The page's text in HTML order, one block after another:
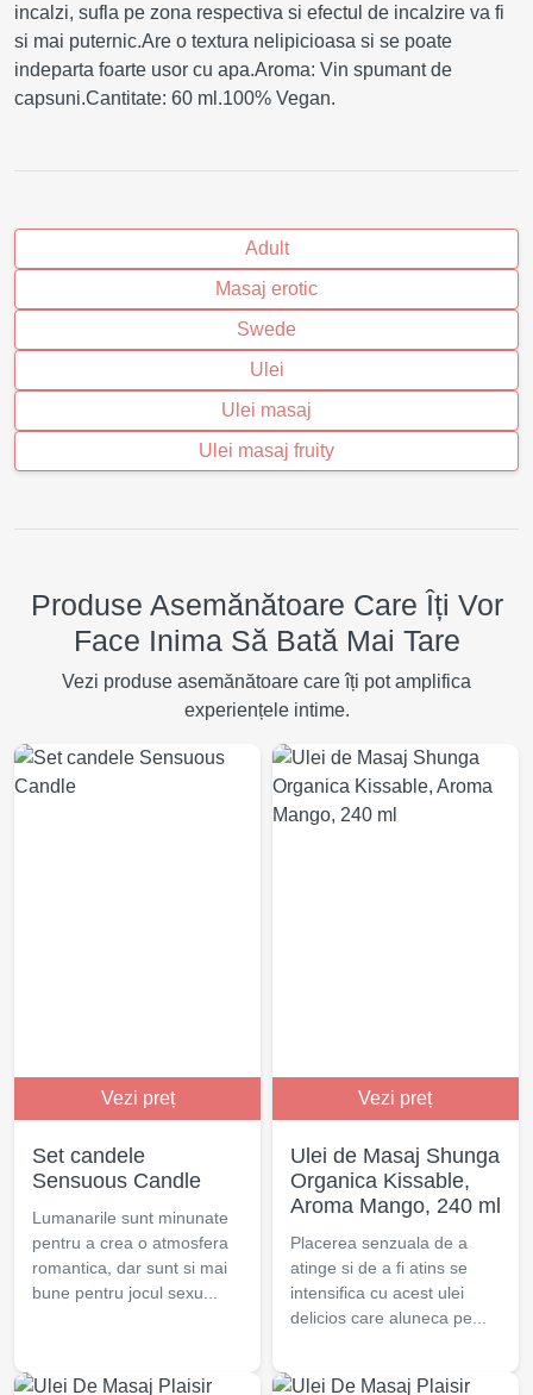
incalzi, sufla pe zona respectiva si efectul de incalzire va fi
si mai puternic.Are o textura nelipicioasa si se poate
indeparta foarte usor cu apa.Aroma: Vin spumant de
capsuni.Cantitate: 60 ml.100% Vegan.
Adult
Masaj erotic
Swede
Ulei
Ulei masaj
Ulei masaj fruity
Produse Asemănătoare Care Îți Vor
Face Inima Să Bată Mai Tare
Vezi produse asemănătoare care îți pot amplifica
experiențele intime.
Vezi preț
Set candele
Sensuous Candle
Lumanarile sunt minunate
pentru a crea o atmosfera
romantica, dar sunt si mai
bune pentru jocul sexu...
Vezi preț
Ulei de Masaj Shunga
Organica Kissable,
Aroma Mango, 240 ml
Placerea senzuala de a
atinge si de a fi atins se
intensifica cu acest ulei
delicios care aluneca pe...